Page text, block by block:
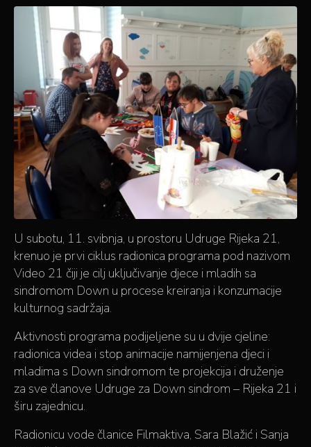
U subotu, 11. svibnja, u prostoru Udruge Rijeka 21,
krenuo je prvi ciklus radionica programa pod nazivom
Video 21 čiji je cilj uključivanje djece i mladih sa
sindromom Down u procese kreiranja i konzumacije
kulturnog sadržaja.
Aktivnosti programa podijeljene su u dvije cjeline:
radionica videa i stop animacije namijenjena djeci i
mladima s Down sindromom te projekcija i druženje
za sve članove Udruge za Down sindrom – Rijeka 21 i
širu zajednicu.
Radionicu vode članice Filmaktiva, Sara Blažić i Sanja